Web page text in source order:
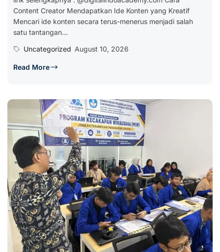
Content Creator Mendapatkan Ide Konten yang Kreatif
Mencari ide konten secara terus-menerus menjadi salah
satu tantangan...
Uncategorized August 10, 2026
Read More